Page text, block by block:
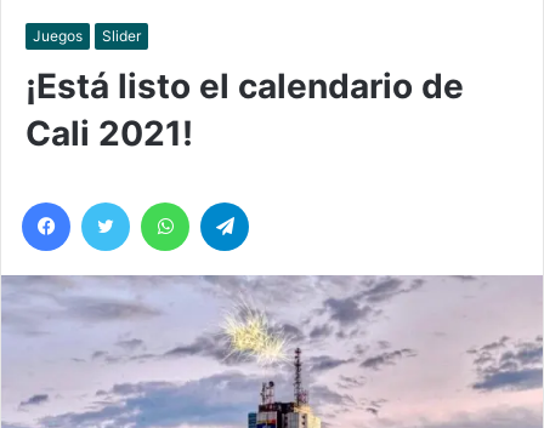
Juegos Slider
¡Está listo el calendario de
Cali 2021!
Facebook
Twitter WhatsApp